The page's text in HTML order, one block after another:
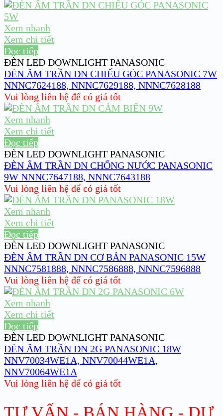
Xem nhanh
Xem chi tiết
Đọc tiếp
ĐÈN LED DOWNLIGHT PANASONIC
ĐÈN ÂM TRẦN DN CHIẾU GÓC PANASONIC 7W
NNNC7624188, NNNC7629188, NNNC7628188
Vui lòng liên hệ để có giá tốt
Xem nhanh
Xem chi tiết
Đọc tiếp
ĐÈN LED DOWNLIGHT PANASONIC
ĐÈN ÂM TRẦN DN CHỐNG NƯỚC PANASONIC
9W NNNC7647188, NNNC7643188
Vui lòng liên hệ để có giá tốt
Xem nhanh
Xem chi tiết
Đọc tiếp
ĐÈN LED DOWNLIGHT PANASONIC
ĐÈN ÂM TRẦN DN CƠ BẢN PANASONIC 15W
NNNC7581888, NNNC7586888, NNNC7596888
Vui lòng liên hệ để có giá tốt
Xem nhanh
Xem chi tiết
Đọc tiếp
ĐÈN LED DOWNLIGHT PANASONIC
ĐÈN ÂM TRẦN DN 2G PANASONIC 18W
NNV70034WE1A, NNV70044WE1A,
NNV70064WE1A
Vui lòng liên hệ để có giá tốt